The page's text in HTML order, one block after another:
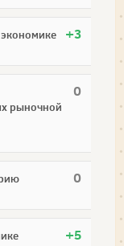
+3
0
рыночной
0
+5